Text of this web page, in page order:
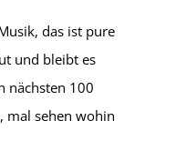
das ist pure
und bleibt es
nächsten 100
mal sehen wohin